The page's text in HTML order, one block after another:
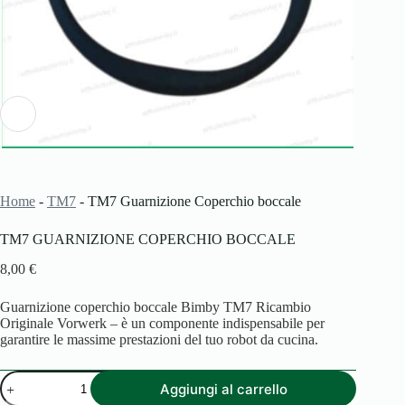
Home - TM7 - TM7 Guarnizione Coperchio boccale
TM7 GUARNIZIONE COPERCHIO BOCCALE
8,00 €
Guarnizione coperchio boccale Bimby TM7 Ricambio
Originale Vorwerk – è un componente indispensabile per
garantire le massime prestazioni del tuo robot da cucina.
TM7
Guarnizione
Aggiungi al carrello